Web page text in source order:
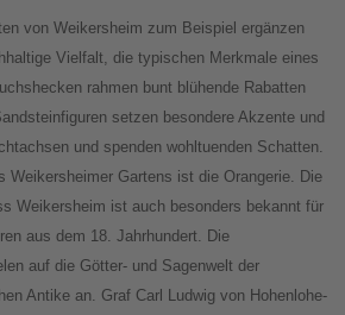
von Weikersheim zum Beispiel ergänzen
Vielfalt, die typischen Merkmale eines
rahmen bunt blühende Rabatten
setzen besondere Akzente und
und spenden wohltuenden Schatten.
Weikersheimer Gartens ist die Orangerie. Die
Weikersheim ist auch besonders bekannt für
aus dem 18. Jahrhundert. Die
auf die Götter- und Sagenwelt der
Antike an. Graf Carl Ludwig von Hohenlohe-